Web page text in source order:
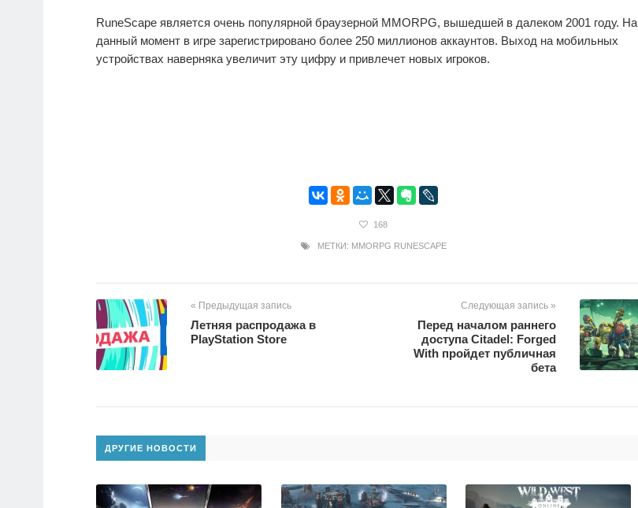
RuneScape является очень популярной браузерной MMORPG, вышедшей в далеком 2001 году. На
данный момент в игре зарегистрировано более 250 миллионов аккаунтов. Выход на мобильных
устройствах наверняка увеличит эту цифру и привлечет новых игроков.
168
МЕТКИ: MMORPG RUNESCAPE
« Предыдущая запись
Летняя распродажа в
PlayStation Store
Следующая запись »
Перед началом раннего
доступа Citadel: Forged
With пройдет публичная
бета
ДРУГИЕ НОВОСТИ